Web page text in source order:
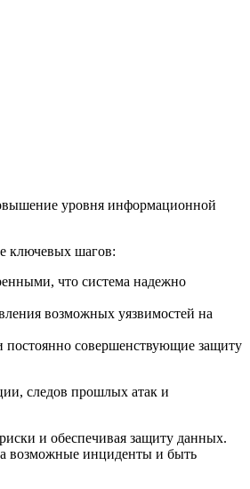
уровня информационной
ключевых шагов:
что система надежно
возможных уязвимостей на
совершенствующие защиту
следов прошлых атак и
и обеспечивая защиту данных.
возможные инциденты и быть